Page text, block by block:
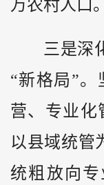
万农村人口。
三是深
“新格局”。
营、专业化
以县域统管
统粗放向